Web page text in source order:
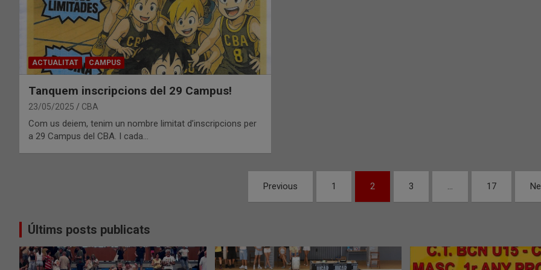
ACTUALITAT CAMPUS
Tanquem inscripcions del 29 Campus!
23/05/2025 CBA
Com us deiem, tenim un nombre limitat d’inscripcions per
a 29 Campus del CBA. I cada…
les
entrades
Previous 1 2 3 17
Últims posts publicats